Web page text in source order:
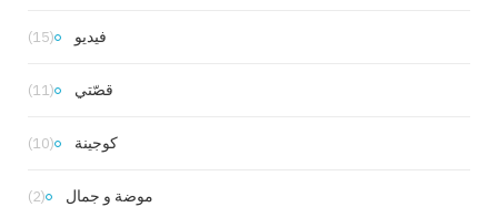
فيديو (15)
قصّتي (11)
كوجينة (10)
موضة و جمال (2)